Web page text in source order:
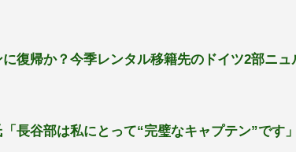
復帰か？今季レンタル移籍先のドイツ2部ニ
長谷部は私にとって“完璧なキャプテン”です